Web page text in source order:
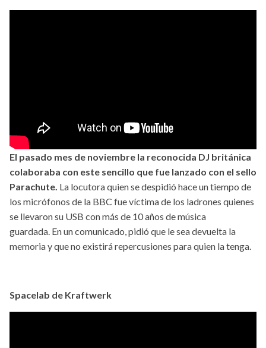
El pasado mes de noviembre la reconocida DJ británica
colaboraba con este sencillo que fue lanzado con el sello
Parachute. La locutora quien se despidió hace un tiempo de
los micrófonos de la BBC fue víctima de los ladrones quienes
se llevaron su USB con más de 10 años de música
guardada. En un comunicado, pidió que le sea devuelta la
memoria y que no existirá repercusiones para quien la tenga.
Spacelab de Kraftwerk